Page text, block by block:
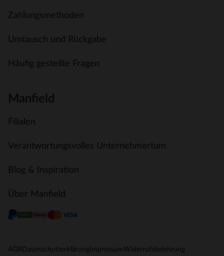
Zahlungsmethoden
Umtausch und Rückgabe
Häufig gestellte Fragen
Manfield
Filialen
Verantwortungsvolles Unternehmertum
Blog & Inspiration
Über Manfield
AGB Datenschutzerklärung Impressum Widerrufsbelehrung